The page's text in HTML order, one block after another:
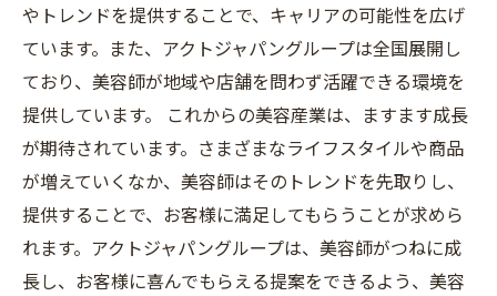
やトレンドを提供することで、キャリアの可能性を広げ
ています。また、アクトジャパングループは全国展開し
ており、美容師が地域や店舗を問わず活躍できる環境を
提供しています。 これからの美容産業は、ますます成長
が期待されています。さまざまなライフスタイルや商品
が増えていくなか、美容師はそのトレンドを先取りし、
提供することで、お客様に満足してもらうことが求めら
れます。アクトジャパングループは、美容師がつねに成
長し、お客様に喜んでもらえる提案をできるよう、美容